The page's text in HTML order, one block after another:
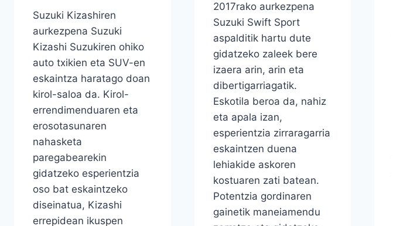
Suzuki Kizashiren
aurkezpena Suzuki
Kizashi Suzukiren ohiko
auto txikien eta SUV-en
eskaintza haratago doan
kirol-saloa da. Kirol-
errendimenduaren eta
erosotasunaren
nahasketa
paregabearekin
gidatzeko esperientzia
oso bat eskaintzeko
diseinatua, Kizashi
errepidean ikuspen
2017rako aurkezpena
Suzuki Swift Sport
aspalditik hartu dute
gidatzeko zaleek bere
izaera arin, arin eta
dibertigarriagatik.
Eskotila beroa da, nahiz
eta apala izan,
esperientzia zirraragarria
eskaintzen duena
lehiakide askoren
kostuaren zati batean.
Potentzia gordinaren
gainetik maneiamendu